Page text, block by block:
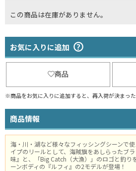
この商品は在庫がありません。
お気に入りに追加
商品
※商品をお気に入りに追加すると、再入荷が決まった
商品情報
海・川・湖など様々なフィッシングシーンで
イプのリールとして、海賊旗をあしらったブ
味』と、「Big Catch（大漁）」のロゴと釣り
ーンボディの『ルフィ』の2モデルが登場！